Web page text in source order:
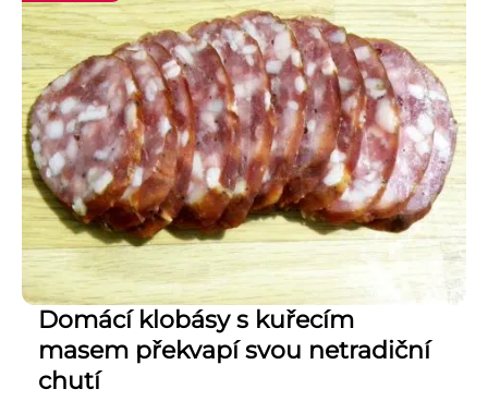
Domácí klobásy s kuřecím
masem překvapí svou netradiční
chutí